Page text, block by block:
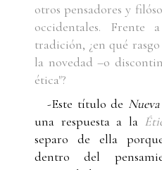
otros pensadores y
occidentales.
tradición, ¿en qué
la novedad –o
ética"?
-Este título de
una respuesta a la
separo de ella
dentro del